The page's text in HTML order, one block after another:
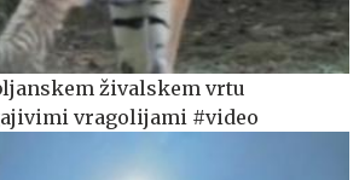
živalskem vrtu
vragolijami #video